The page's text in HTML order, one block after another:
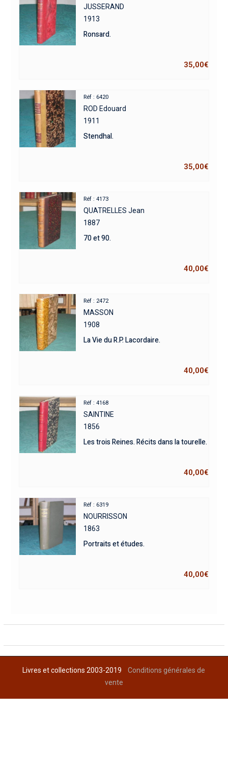
JUSSERAND
1913
Ronsard.
35,00€
Réf : 6420
ROD Edouard
1911
Stendhal.
35,00€
Réf : 4173
QUATRELLES Jean
1887
70 et 90.
40,00€
Réf : 2472
MASSON
1908
La Vie du R.P. Lacordaire.
40,00€
Réf : 4168
SAINTINE
1856
Les trois Reines. Récits dans la tourelle.
40,00€
Réf : 6319
NOURRISSON
1863
Portraits et études.
40,00€
Livres et collections 2003-2019Conditions générales de
vente